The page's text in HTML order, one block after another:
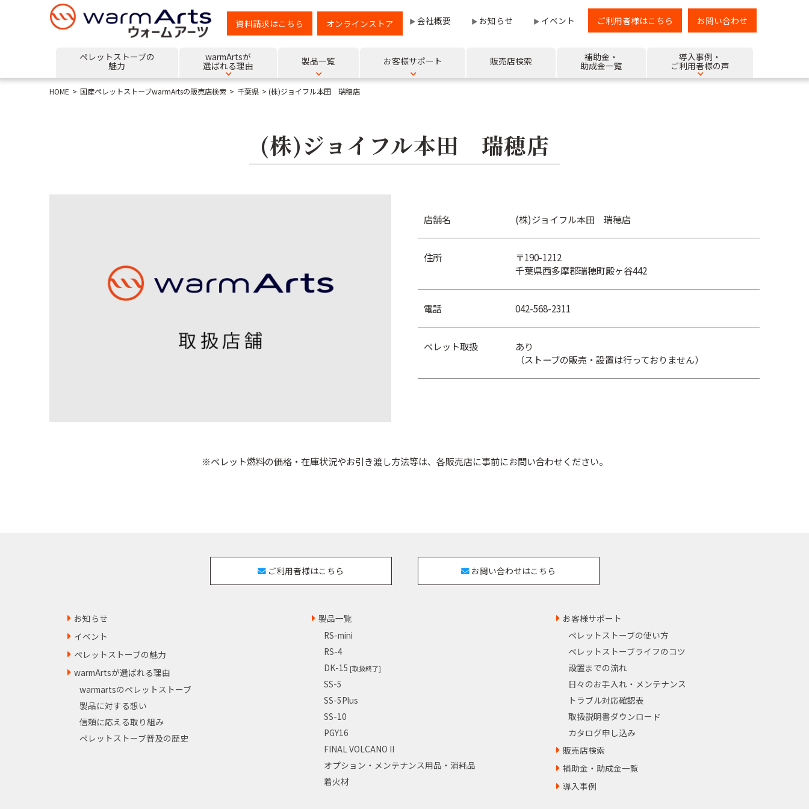
ペレットストーブの
魅力
warmArtsが
選ばれる理由 製品一覧 お客様サポート 販売店検索 補助金・
助成金一覧
導入事例・
ご利用者様の声
会社概要 お知らせ イベント ご利用者様はこちら お問い合わせ
資料請求はこちら オンラインストア
HOME 国産ペレットストーブwarmArtsの販売店検索 千葉県 (株)ジョイフル本田 瑞穂店
(株)ジョイフル本田 瑞穂店
店舗名 (株)ジョイフル本田 瑞穂店
住所
〒190-1212
千葉県西多摩郡瑞穂町殿ヶ谷442
電話 042-568-2311
ペレット取扱
あり
（ストーブの販売・設置は行っておりません）
※ペレット燃料の価格・在庫状況やお引き渡し方法等は、各販売店に事前にお問い合わせください。
ご利用者様はこちら お問い合わせはこちら
お知らせ
イベント
ペレットストーブの魅力
warmArtsが選ばれる理由
warmartsのペレットストーブ
製品に対する想い
信頼に応える取り組み
ペレットストーブ普及の歴史
製品一覧
RS-mini
RS-4
DK-15 [取扱終了]
SS-5
SS-5Plus
SS-10
PGY16
FINAL VOLCANO II
オプション・メンテナンス用品・消耗品
着火材
お客様サポート
ペレットストーブの使い方
ペレットストーブライフのコツ
設置までの流れ
日々のお手入れ・メンテナンス
トラブル対応確認表
取扱説明書ダウンロード
カタログ申し込み
販売店検索
補助金・助成金一覧
導入事例